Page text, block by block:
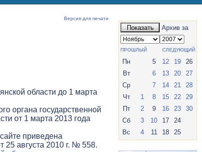
Версия для печати
области до 1 марта
органа государственной
от 1 марта 2013 года
приведена
25 августа 2010 г. № 558.
Показать Архив за
ПРОШЛЫЙ СЛЕДУЮЩИЙ
Пн 5 12 19
26
Вт
6 13 20
27
Ср
7 14 21
28
Чт
1 8 15 22
29
Пт
2 9 16 23
30
Сб
3 10 17
24
Вс
4 11 18 25